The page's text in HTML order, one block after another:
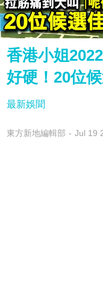
香港小姐
好硬！20位
最新娛聞
東方新地編輯部 Jul 19